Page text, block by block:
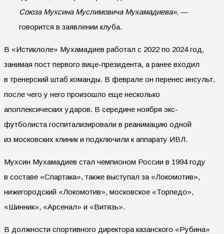
Союза Мухсина Муслимовича Мухамадиева», —
говорится в заявлении клуба.
В «Истиклоле» Мухамадиев работал с 2022 по 2024 год,
занимая пост первого вице-президента, а ранее входил
в тренерский штаб команды. В феврале он перенес инсульт,
после чего у него произошло еще несколько
апоплексических ударов. В середине ноября экс-
футболиста госпитализировали в реанимацию одной
из московских клиник и подключили к аппарату ИВЛ.
Мухсин Мухамадиев стал чемпионом России в 1994 году
в составе «Спартака», также выступал за «Локомотив»,
нижегородский «Локомотив», московское «Торпедо»,
«Шинник», «Арсенал» и «Витязь».
В должности спортивного директора казанского «Рубина»